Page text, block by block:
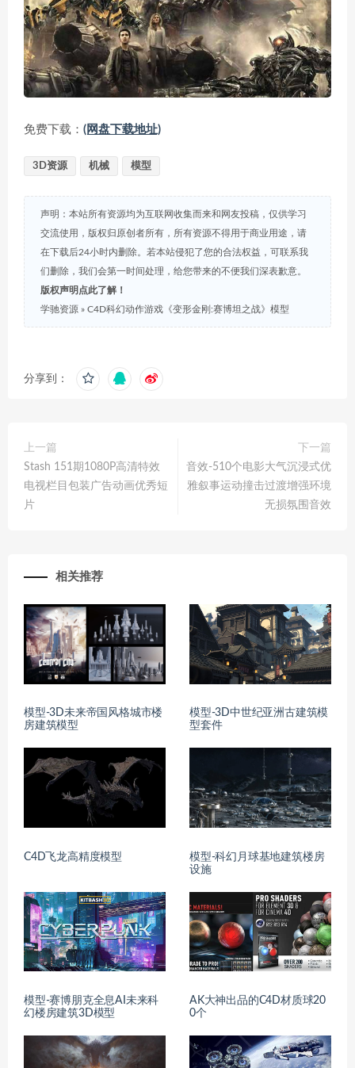
免费下载： (网盘下载地址)
3D资源 机械 模型
声明：本站所有资源均为互联网收集而来和网友投稿，仅供学习
交流使用，版权归原创者所有，所有资源不得用于商业用途，请
在下载后24小时内删除。若本站侵犯了您的合法权益，可联系我
们删除，我们会第一时间处理，给您带来的不便我们深表歉意。
版权声明点此了解！
学驰资源 » C4D科幻动作游戏《变形金刚:赛博坦之战》模型
分享到：
上一篇
Stash 151期1080P高清特效
电视栏目包装广告动画优秀短
片
下一篇
音效-510个电影大气沉浸式优
雅叙事运动撞击过渡增强环境
无损氛围音效
相关推荐
模型-3D未来帝国风格城市楼
房建筑模型
模型-3D中世纪亚洲古建筑模
型套件
C4D飞龙高精度模型
模型-科幻月球基地建筑楼房
设施
模型-赛博朋克全息AI未来科
幻楼房建筑3D模型
AK大神出品的C4D材质球20
0个